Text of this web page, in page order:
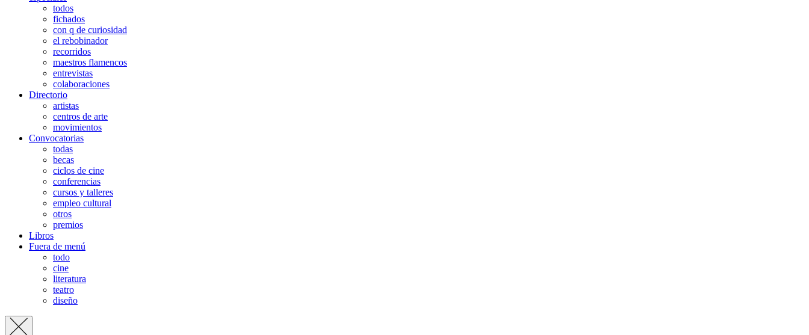
todos
fichados
con q de curiosidad
el rebobinador
recorridos
maestros flamencos
entrevistas
colaboraciones
Directorio
artistas
centros de arte
movimientos
Convocatorias
todas
becas
ciclos de cine
conferencias
cursos y talleres
empleo cultural
otros
premios
Libros
Fuera de menú
todo
cine
literatura
teatro
diseño